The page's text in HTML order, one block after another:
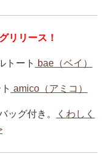
リリース！
トート bae（ベイ）
amico（アミコ）
ッグ付き。
くわしく